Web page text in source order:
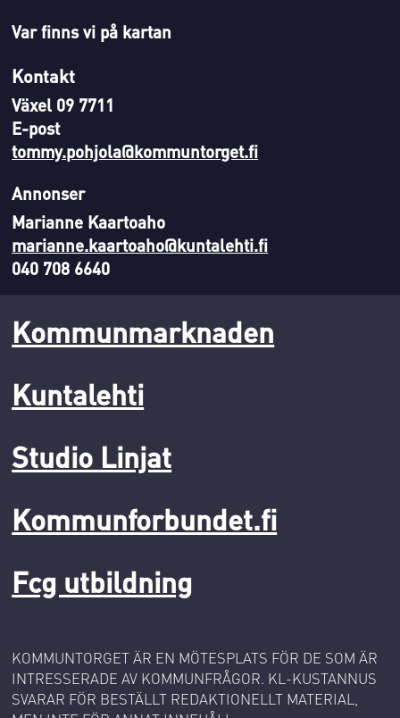
Var finns vi på kartan
Kontakt
Växel 09 7711
E-post
tommy.pohjola@kommuntorget.fi
Annonser
Marianne Kaartoaho
marianne.kaartoaho@kuntalehti.fi
040 708 6640
Kommunmarknaden
Kuntalehti
Studio Linjat
Kommunforbundet.fi
Fcg utbildning
KOMMUNTORGET ÄR EN MÖTESPLATS FÖR DE SOM ÄR
INTRESSERADE AV KOMMUNFRÅGOR. KL-KUSTANNUS
SVARAR FÖR BESTÄLLT REDAKTIONELLT MATERIAL,